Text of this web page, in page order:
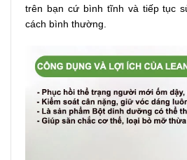
trên bạn cứ bình tĩnh và tiếp tục
cách bình thường.